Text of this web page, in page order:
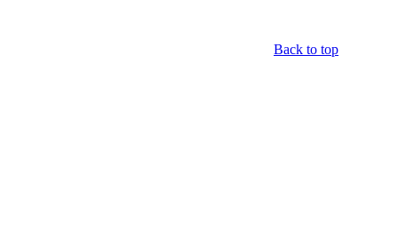
Back to top